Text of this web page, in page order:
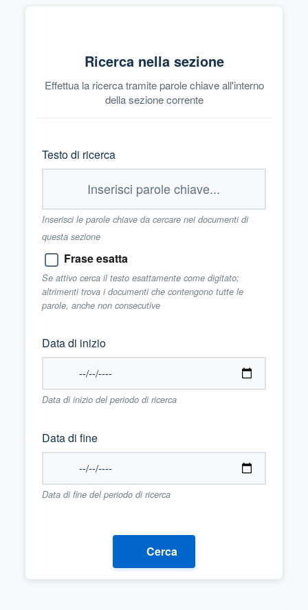
Ricerca nella sezione
Effettua la ricerca tramite parole chiave all'interno
della sezione corrente
Testo di ricerca
Inserisci le parole chiave da cercare nei documenti di
questa sezione
Frase esatta
Se attivo cerca il testo esattamente come digitato;
altrimenti trova i documenti che contengono tutte le
parole, anche non consecutive
Data di inizio
Data di inizio del periodo di ricerca
Data di fine
Data di fine del periodo di ricerca
Cerca